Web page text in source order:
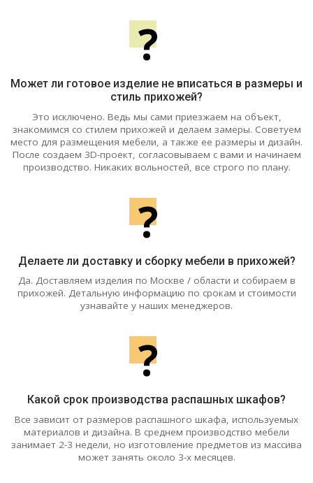
?
Может ли готовое изделие не вписаться в размеры и
стиль прихожей?
Это исключено. Ведь мы сами приезжаем на объект,
знакомимся со стилем прихожей и делаем замеры. Советуем
место для размещения мебели, а также ее размеры и дизайн.
После создаем 3D-проект, согласовываем с вами и начинаем
производство. Никаких вольностей, все строго по плану.
?
Делаете ли доставку и сборку мебели в прихожей?
Да. Доставляем изделия по Москве / области и собираем в
прихожей. Детальную информацию по срокам и стоимости
узнавайте у наших менеджеров.
?
Какой срок производства распашных шкафов?
Все зависит от размеров распашного шкафа, используемых
материалов и дизайна. В среднем производство мебели
занимает 2-3 недели, но изготовление предметов из массива
может занять около 3-х месяцев.